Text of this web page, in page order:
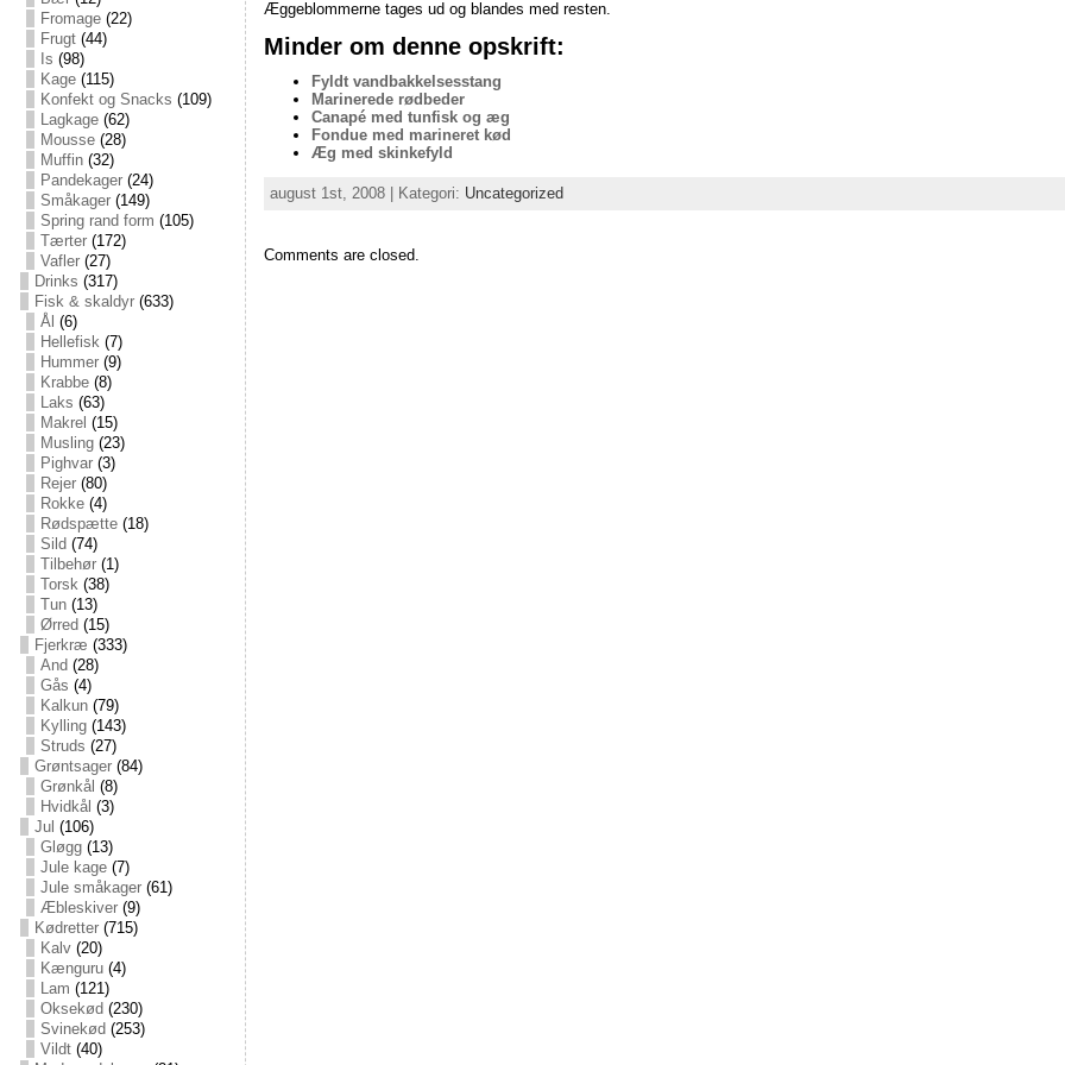
Fromage(22)
Frugt(44)
Is (98)
Kage(115)
Konfekt og Snacks (109)
Lagkage(62)
Mousse(28)
Muffin(32)
Pandekager(24)
Småkager(149)
Spring rand form (105)
Tærter(172)
Vafler(27)
Drinks (317)
Fisk & skaldyr(633)
Ål (6)
Hellefisk(7)
Hummer(9)
Krabbe(8)
Laks (63)
Makrel (15)
Musling(23)
Pighvar(3)
Rejer(80)
Rokke(4)
Rødspætte(18)
Sild (74)
Tilbehør(1)
Torsk(38)
Tun(13)
Ørred (15)
Fjerkræ (333)
And (28)
Gås (4)
Kalkun(79)
Kylling(143)
Struds (27)
Grøntsager(84)
Grønkål (8)
Hvidkål (3)
Jul (106)
Gløgg(13)
Jule kage(7)
Jule småkager(61)
Æbleskiver(9)
Kødretter(715)
Kalv(20)
Kænguru(4)
Lam (121)
Oksekød (230)
Svinekød (253)
Vildt(40)
Æggeblommerne tages ud og blandes med resten.
Minder om denne opskrift:
Fyldt vandbakkelsesstang
Marinerede rødbeder
Canapé med tunfisk og æg
Fondue med marineret kød
Æg med skinkefyld
august 1st, 2008 | Kategori: Uncategorized
Comments are closed.